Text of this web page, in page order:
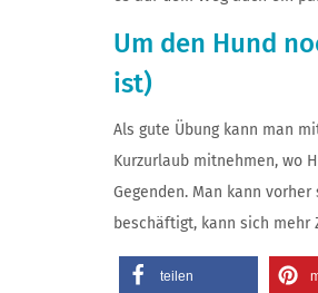
Um den Hund
ist)
Als gute Übung kann man
Kurzurlaub mitnehmen, wo
Gegenden. Man kann
beschäftigt, kann sich mehr
teilen